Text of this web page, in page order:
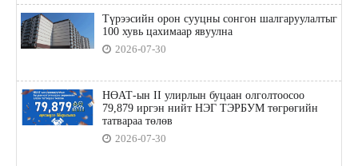
Түрээсийн орон сууцны сонгон шалгаруулалтыг
100 хувь цахимаар явуулна
2026-07-30
НӨАТ-ын II улирлын буцаан олголтоосоо
79,879 иргэн нийт НЭГ ТЭРБУМ төгрөгийн
татвараа төлөв
2026-07-30